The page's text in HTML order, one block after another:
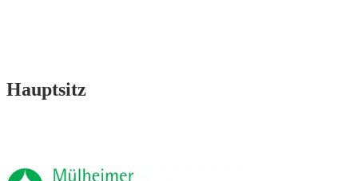
Hauptsitz